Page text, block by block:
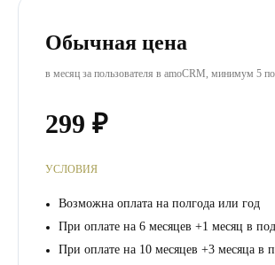
Обычная цена
в месяц за пользователя в amoCRM, минимум 5
299 ₽
УСЛОВИЯ
Возможна оплата на полгода или год
При оплате на 6 месяцев +1 месяц в
При оплате на 10 месяцев +3 месяца в